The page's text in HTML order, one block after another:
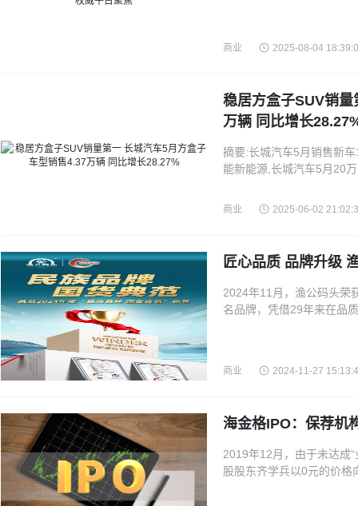
商业 2025-08-04
稳居方盒子SUV销
万辆 同比增长
摘要:长城汽车5月销售新
能新能源,长城汽车5月20
商业 2025-06-02
匠心品质 品牌升级
2024年11月，渔公码头荣
名品牌，凭借29年来在品
商业 2024-11-27
海金格IPO：保荐机
2019年12月，由于未达成
股股东齐学兵以0元的价